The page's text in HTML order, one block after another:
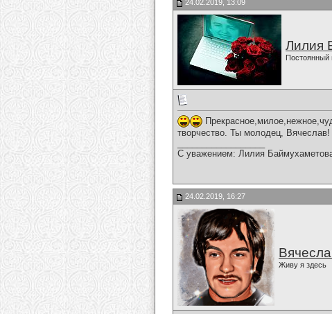
24.02.2019, 13:09
Лилия
Постоянный
творчество. Ты молодец, Вячеслав!
С уважением: Лилия
24.02.2019, 16:27
Живу я здесь